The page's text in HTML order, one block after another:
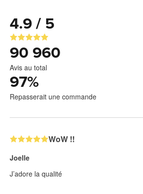
4.9 / 5
90 960
Avis au total
97%
Repasserait une commande
WoW !!
Joelle
J’adore la qualité